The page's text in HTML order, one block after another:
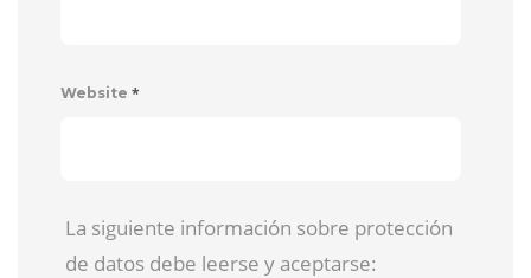
Website *
La siguiente información sobre protección
de datos debe leerse y aceptarse: